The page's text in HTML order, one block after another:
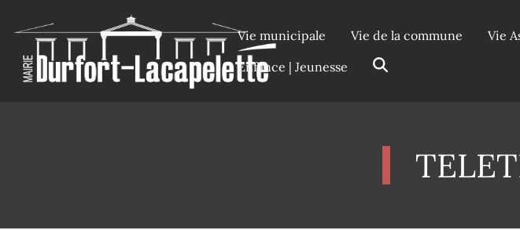
Vie municipale
Vie de la commune Vie
Enfance | Jeunesse